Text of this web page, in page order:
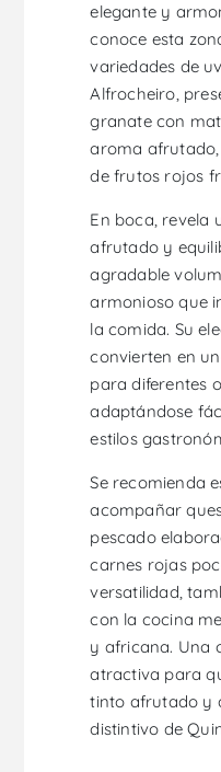
elegante y
conoce esta
variedades de
Alfrocheiro,
granate con
aroma
de frutos rojos
En boca, revela
afrutado y
agradable
armonioso que
la comida. Su
convierten en
para diferentes
adaptándose
estilos
Se recomienda
acompañar
pescado
carnes rojas
versatilidad,
con la cocina
y africana. Una
atractiva para
tinto afrutado y
distintivo de